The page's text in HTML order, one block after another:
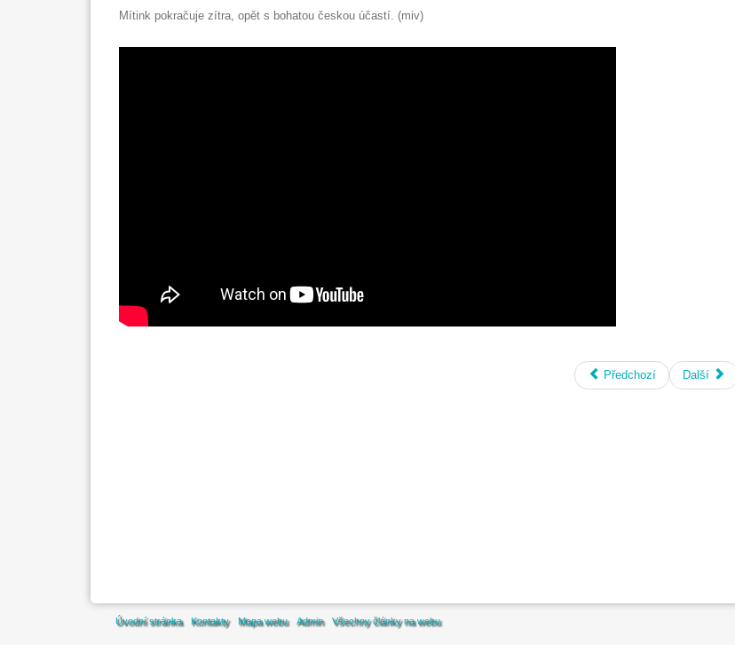
Mítink pokračuje zítra, opět s bohatou českou účastí. (miv)
Předchozí Další
Úvodní stránka Kontakty Mapa webu Admin Všechny články na webu